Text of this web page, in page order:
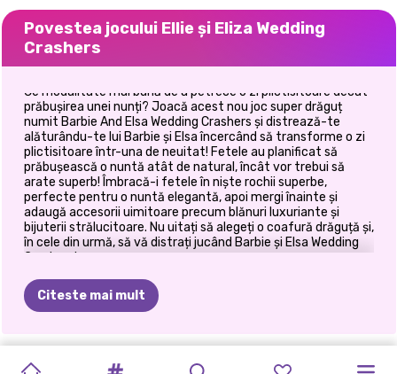
Povestea jocului Ellie și Eliza Wedding
Crashers
Ce modalitate mai bună de a petrece o zi plictisitoare decât
prăbușirea unei nunți? Joacă acest nou joc super drăguț
numit Barbie And Elsa Wedding Crashers și distrează-te
alăturându-te lui Barbie și Elsa încercând să transforme o zi
plictisitoare într-una de neuitat! Fetele au planificat să
prăbușească o nuntă atât de natural, încât vor trebui să
arate superb! Îmbracă-i fetele în niște rochii superbe,
perfecte pentru o nuntă elegantă, apoi mergi înainte și
adaugă accesorii uimitoare precum blănuri luxuriante și
bijuterii strălucitoare. Nu uitați să alegeți o coafură drăguță și,
în cele din urmă, să vă distrați jucând Barbie și Elsa Wedding
Crashers!
Citeste mai mult
PLANIFICATORUL
BRIDEZILLA SALONUL
ELLIE ȘI PREGĂTIREA